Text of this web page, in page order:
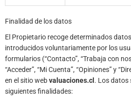
Finalidad de los datos
El Propietario recoge determinados
introducidos voluntariamente por los
formularios (“Contacto”, “Trabaja con
“Acceder”, “Mi Cuenta”, “Opiniones” y
en el sitio webvaluaciones.cl . Los datos
siguientes finalidades: